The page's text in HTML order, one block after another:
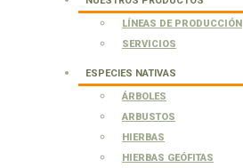
LÍNEAS DE PRODUCCIÓN
SERVICIOS
ESPECIES NATIVAS
ÁRBOLES
ARBUSTOS
HIERBAS
HIERBAS GEÓFITAS